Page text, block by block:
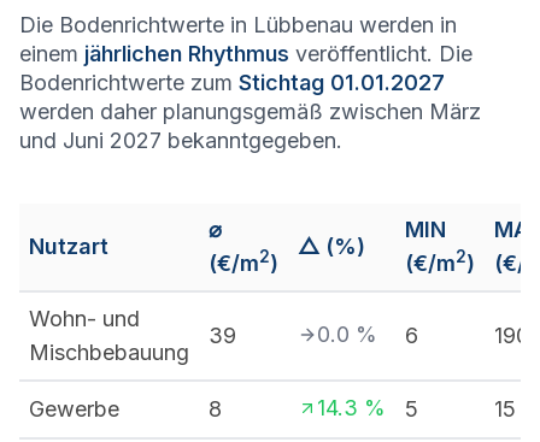
Die Bodenrichtwerte in Lübbenau werden in
einem jährlichen Rhythmus veröffentlicht. Die
Bodenrichtwerte zum Stichtag 01.01.2027
werden daher planungsgemäß zwischen März
und Juni 2027 bekanntgegeben.
Nutzart
⌀
(€/m2)
△ (%)
MIN
(€/m2)
(€/
Wohn- und
Mischbebauung
39 0.0 % 6 190
Gewerbe 8 14.3 % 5 15